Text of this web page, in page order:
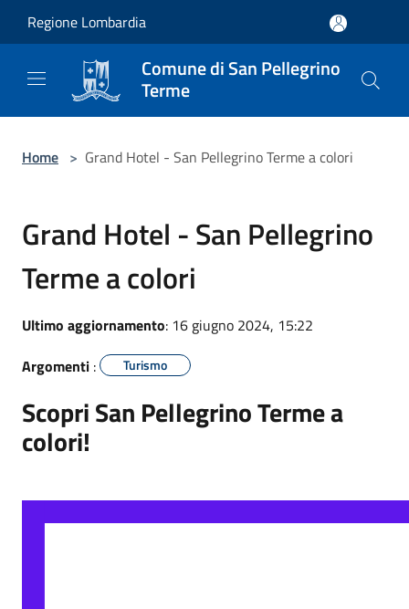
Regione Lombardia
Comune di San Pellegrino
Terme
Home > Grand Hotel - San Pellegrino Terme a colori
Grand Hotel - San Pellegrino
Terme a colori
Ultimo aggiornamento: 16 giugno 2024, 15:22
Argomenti : Turismo
Scopri San Pellegrino Terme a
colori!